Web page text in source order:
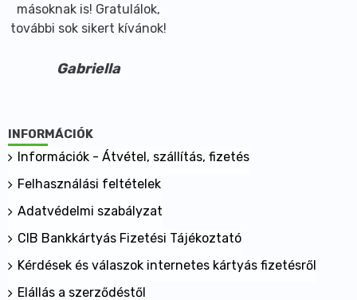
másoknak is! Gratulálok,
további sok sikert kívánok!
Gabriella
INFORMÁCIÓK
Információk - Átvétel, szállítás, fizetés
Felhasználási feltételek
Adatvédelmi szabályzat
CIB Bankkártyás Fizetési Tájékoztató
Kérdések és válaszok internetes kártyás fizetésről
Elállás a szerződéstől